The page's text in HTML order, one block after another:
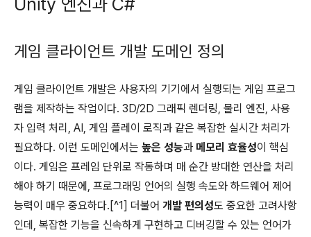
게임 클라이언트 개발 도메인 정의
게임 클라이언트 개발은 사용자의 기기에서 실행되는 게임 프로그
램을 제작하는 작업이다. 3D/2D 그래픽 렌더링, 물리 엔진, 사용
자 입력 처리, AI, 게임 플레이 로직과 같은 복잡한 실시간 처리가
필요하다. 이런 도메인에서는 높은 성능과 메모리 효율성이 핵심
이다. 게임은 프레임 단위로 작동하며 매 순간 방대한 연산을 처리
해야 하기 때문에, 프로그래밍 언어의 실행 속도와 하드웨어 제어
능력이 매우 중요하다.[^1] 더불어 개발 편의성도 중요한 고려사항
인데, 복잡한 기능을 신속하게 구현하고 디버깅할 수 있는 언어가